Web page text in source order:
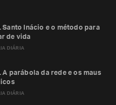
DIÁRIA
Santo Inácio e o método para
de vida
DIÁRIA
A parábola da rede e os maus